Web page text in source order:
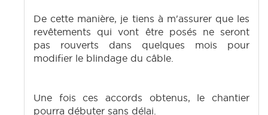
De cette manière, je tiens à m'assurer que les
revêtements qui vont être posés ne seront
pas rouverts dans quelques mois pour
modifier le blindage du câble.
Une fois ces accords obtenus, le chantier
pourra débuter sans délai.